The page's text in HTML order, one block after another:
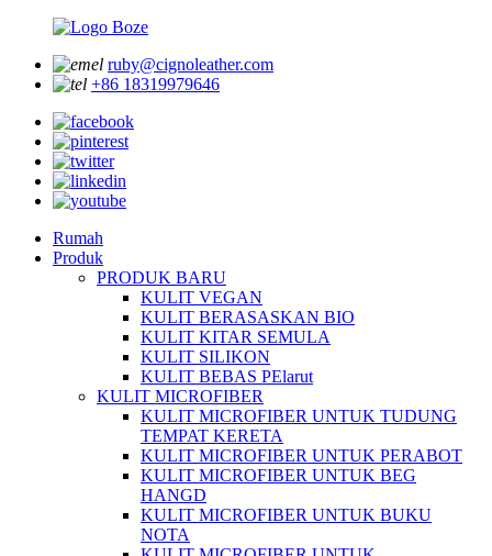
ruby@cignoleather.com
+86 18319979646
Rumah
Produk
PRODUK BARU
KULIT VEGAN
KULIT BERASASKAN BIO
KULIT KITAR SEMULA
KULIT SILIKON
KULIT BEBAS PElarut
KULIT MICROFIBER
KULIT MICROFIBER UNTUK TUDUNG
TEMPAT KERETA
KULIT MICROFIBER UNTUK PERABOT
KULIT MICROFIBER UNTUK BEG
HANGD
KULIT MICROFIBER UNTUK BUKU
NOTA